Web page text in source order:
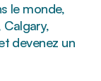
le monde,
devenez un